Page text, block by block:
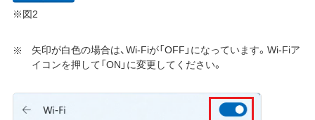
※図2
矢印が白色の場合は、Wi-Fiが「OFF」になっています。Wi-Fiア
イコンを押して「ON」に変更してください。